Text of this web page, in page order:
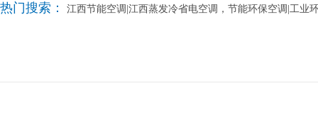
热门搜索： 江西节能空调|江西蒸发冷省电空调，节能环保空调|工业